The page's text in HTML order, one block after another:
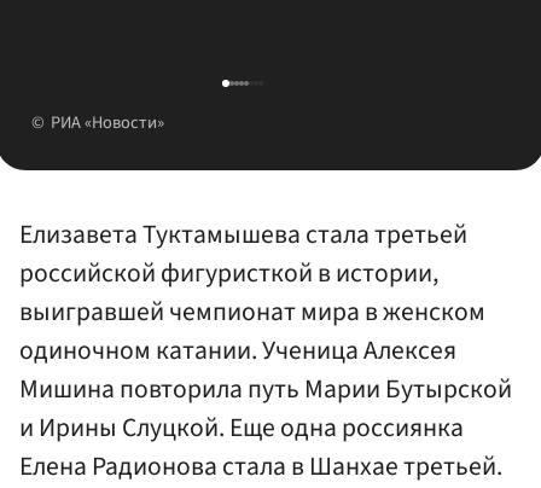
РИА «Новости»
Елизавета Туктамышева стала третьей
российской фигуристкой в истории,
выигравшей чемпионат мира в женском
одиночном катании. Ученица Алексея
Мишина повторила путь Марии Бутырской
и Ирины Слуцкой. Еще одна россиянка
Елена Радионова стала в Шанхае третьей.